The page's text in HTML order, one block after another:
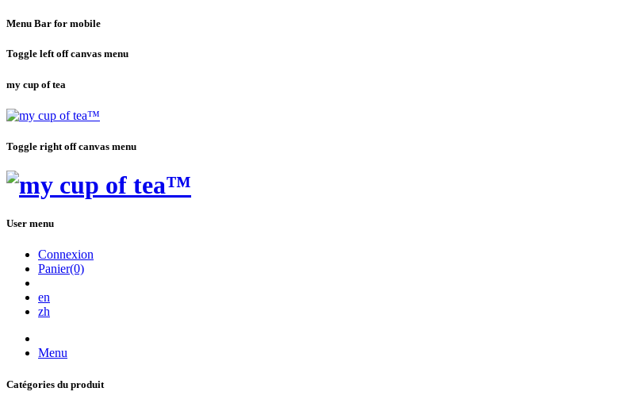
Menu Bar for mobile
Toggle left off canvas menu
my cup of tea
Toggle right off canvas menu
User menu
Connexion
Panier(0)
en
zh
Menu
Catégories du produit